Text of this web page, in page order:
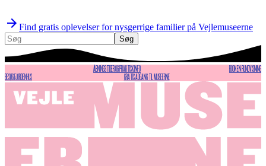
Find gratis oplevelser for nysgerrige familier på Vejlemuseerne
Søg Søg
ÅBNINGSTIDER OG PRAKTISK INFO BOOK EN RUNDVISNING
BESØG FJORDENHUS GRATIS ADGANG TIL MUSEERNE